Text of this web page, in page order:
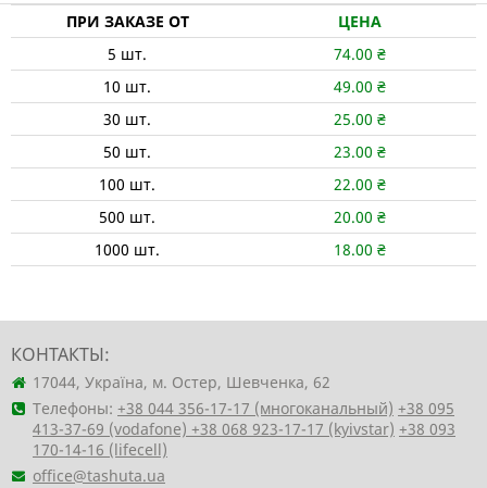
ПРИ ЗАКАЗЕ ОТ
ЦЕНА
5 шт. 74.00 ₴
10 шт. 49.00 ₴
30 шт. 25.00 ₴
50 шт. 23.00 ₴
100 шт. 22.00 ₴
500 шт. 20.00 ₴
1000 шт. 18.00 ₴
КОНТАКТЫ:
17044, Україна, м. Остер, Шевченка, 62
Телефоны: +38 044 356-17-17 (многоканальный) +38 095
413-37-69 (vodafone) +38 068 923-17-17 (kyivstar) +38 093
170-14-16 (lifecell)
office@tashuta.ua